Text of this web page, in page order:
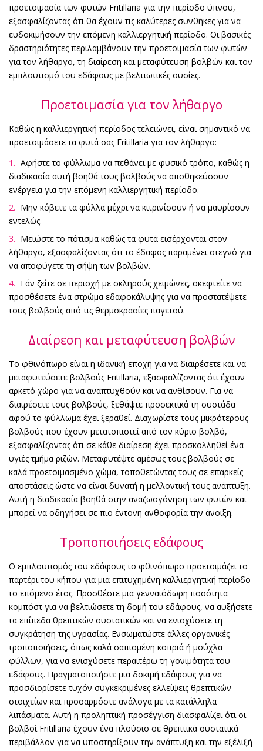
προετοιμασία των φυτών Fritillaria για την περίοδο ύπνου,
εξασφαλίζοντας ότι θα έχουν τις καλύτερες συνθήκες για να
ευδοκιμήσουν την επόμενη καλλιεργητική περίοδο. Οι βασικές
δραστηριότητες περιλαμβάνουν την προετοιμασία των φυτών
για τον λήθαργο, τη διαίρεση και μεταφύτευση βολβών και τον
εμπλουτισμό του εδάφους με βελτιωτικές ουσίες.
Προετοιμασία για τον λήθαργο
Καθώς η καλλιεργητική περίοδος τελειώνει, είναι σημαντικό να
προετοιμάσετε τα φυτά σας Fritillaria για τον λήθαργο:
Αφήστε το φύλλωμα να πεθάνει με φυσικό τρόπο, καθώς η
διαδικασία αυτή βοηθά τους βολβούς να αποθηκεύσουν
ενέργεια για την επόμενη καλλιεργητική περίοδο.
Μην κόβετε τα φύλλα μέχρι να κιτρινίσουν ή να μαυρίσουν
εντελώς.
Μειώστε το πότισμα καθώς τα φυτά εισέρχονται στον
λήθαργο, εξασφαλίζοντας ότι το έδαφος παραμένει στεγνό για
να αποφύγετε τη σήψη των βολβών.
Εάν ζείτε σε περιοχή με σκληρούς χειμώνες, σκεφτείτε να
προσθέσετε ένα στρώμα εδαφοκάλυψης για να προστατέψετε
τους βολβούς από τις θερμοκρασίες παγετού.
Διαίρεση και μεταφύτευση βολβών
Το φθινόπωρο είναι η ιδανική εποχή για να διαιρέσετε και να
μεταφυτεύσετε βολβούς Fritillaria, εξασφαλίζοντας ότι έχουν
αρκετό χώρο για να αναπτυχθούν και να ανθίσουν. Για να
διαιρέσετε τους βολβούς, ξεθάψτε προσεκτικά τη συστάδα
αφού το φύλλωμα έχει ξεραθεί. Διαχωρίστε τους μικρότερους
βολβούς που έχουν μετατοπιστεί από τον κύριο βολβό,
εξασφαλίζοντας ότι σε κάθε διαίρεση έχει προσκολληθεί ένα
υγιές τμήμα ριζών. Μεταφυτέψτε αμέσως τους βολβούς σε
καλά προετοιμασμένο χώμα, τοποθετώντας τους σε επαρκείς
αποστάσεις ώστε να είναι δυνατή η μελλοντική τους ανάπτυξη.
Αυτή η διαδικασία βοηθά στην αναζωογόνηση των φυτών και
μπορεί να οδηγήσει σε πιο έντονη ανθοφορία την άνοιξη.
Τροποποιήσεις εδάφους
Ο εμπλουτισμός του εδάφους το φθινόπωρο προετοιμάζει το
παρτέρι του κήπου για μια επιτυχημένη καλλιεργητική περίοδο
το επόμενο έτος. Προσθέστε μια γενναιόδωρη ποσότητα
κομπόστ για να βελτιώσετε τη δομή του εδάφους, να αυξήσετε
τα επίπεδα θρεπτικών συστατικών και να ενισχύσετε τη
συγκράτηση της υγρασίας. Ενσωματώστε άλλες οργανικές
τροποποιήσεις, όπως καλά σαπισμένη κοπριά ή μούχλα
φύλλων, για να ενισχύσετε περαιτέρω τη γονιμότητα του
εδάφους. Πραγματοποιήστε μια δοκιμή εδάφους για να
προσδιορίσετε τυχόν συγκεκριμένες ελλείψεις θρεπτικών
στοιχείων και προσαρμόστε ανάλογα με τα κατάλληλα
λιπάσματα. Αυτή η προληπτική προσέγγιση διασφαλίζει ότι οι
βολβοί Fritillaria έχουν ένα πλούσιο σε θρεπτικά συστατικά
περιβάλλον για να υποστηρίξουν την ανάπτυξη και την εξέλιξή